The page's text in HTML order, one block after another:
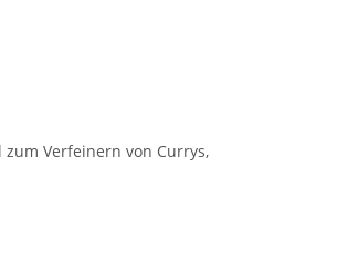
Verfeinern von Currys,